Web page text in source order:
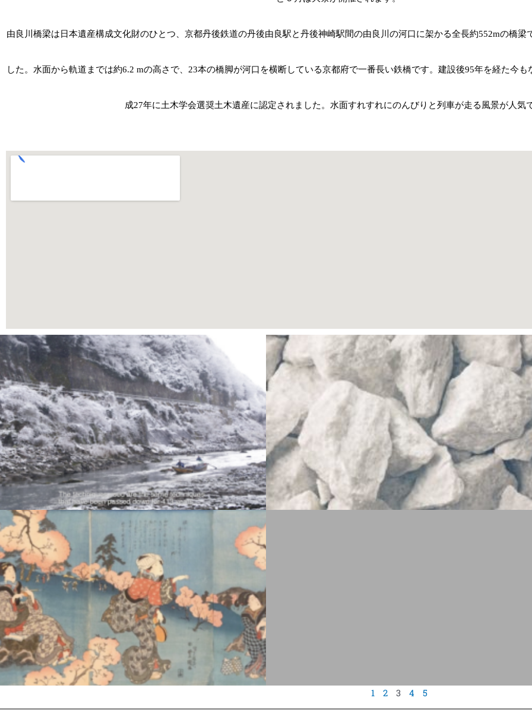
由良川橋梁は日本遺産構成文化財のひとつ、京都丹後鉄道の丹後由良駅と丹後神崎駅間の由良川の河口に架かる全長約552mの橋梁
した。水面から軌道までは約6.2 mの高さで、23本の橋脚が河口を横断している京都府で一番長い鉄橋です。建設後95年を経た今
成27年に土木学会選奨土木遺産に認定されました。水面すれすれにのんびりと列車が走る風景が人気
ペ
ー
ジ
1
ペ
ー
ジ
2
ペ
ー
ジ
3
ペ
ー
4
ペ
ー
ジ
5